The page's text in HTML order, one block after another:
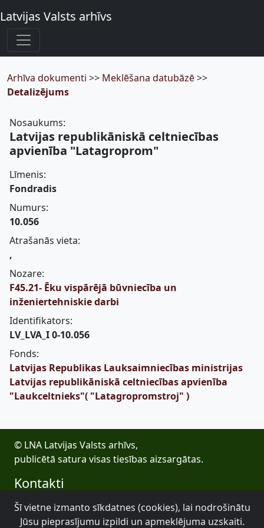
Latvijas Valsts arhīvs
Arhīva dokumenti >> Meklēšana datubāzē>>
Detalizējums
Nosaukums:
Latvijas republikāniskā celtniecības
apvienība "Latagroprom"
Līmenis:
Fondradis
Numurs:
10.056
Atrašanās vieta:
,
Nozare:
F45.21- Ēku vispārējā būvniecība un
inženiertehniskie darbi
Identifikators:
LV_LVA_I 0-10.056
Fonds:
Latvijas Republikas Lauksaimniecības ministrijas
Latvijas republikāniskā celtniecības apvienība
"Laukceltnieks"( "Latagropromstroj" )
© LNA Latvijas Valsts arhīvs,
publicētā satura visas tiesības aizsargātas.
Kontakti
E-pasts: lva@arhivi.gov.lv
Tālrunis: +371 20027447
Šī vietne izmanto sīkdatnes (cookies), lai nodrošinātu
Jūsu pieprasījumu izpildi un apmeklējuma uzskaiti.